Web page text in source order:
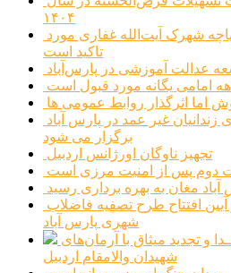
۱۴۰۴
تاکید است
عدالت آموزشی در پارس‌آباد
اما اثرگذار روابط عمومی ها
برگزار می شود
تجهیز ناوگان اورژانس اردبیل
دوم پس از امنیت مرزی است
شهری پارس آباد
شهیدان والامقام اردبیل